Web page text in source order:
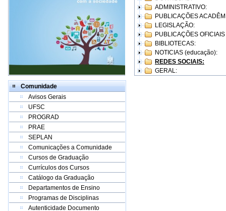
Comunidade
Avisos Gerais
UFSC
PROGRAD
PRAE
SEPLAN
Comunicações a Comunidade
Cursos de Graduação
Currículos dos Cursos
Catálogo da Graduação
Departamentos de Ensino
Programas de Disciplinas
Autenticidade Documento
ADMINISTRATIVO:
PUBLICAÇÕES
LEGISLAÇÃO:
PUBLICAÇÕES
BIBLIOTECAS:
NOTICIAS (educação):
REDES SOCIAIS:
GERAL: